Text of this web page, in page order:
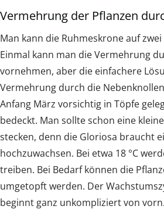
Vermehrung der Pflanzen
Man kann ­die Ruhmeskrone auf
Einmal kann man die Vermehrung
vornehmen, aber die einfachere
Vermehrung durch die
Anfang März vorsichtig in Töpfe
bedeckt. Man sollte schon eine
stecken, denn die Gloriosa braucht
hochzuwachsen. Bei etwa 18 °C
treiben. Bei Bedarf können die
umgetopft werden. Der
beginnt ganz unkompliziert von vorn.